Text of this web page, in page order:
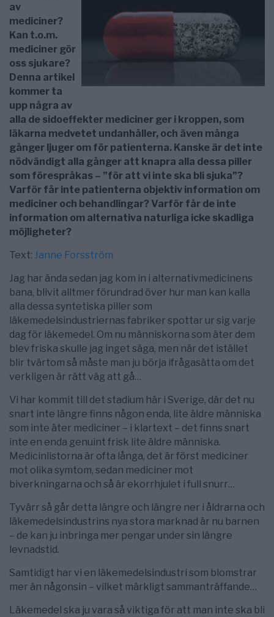
av
mediciner?
Kan t.o.m.
mediciner gör
oss sjukare?
Denna artikel
kommer ta
upp några av
alla de sidoeffekter mediciner ger i kroppen, som
läkarna medvetet undanhåller, och även många
gånger ljuger om för patienterna. Kanske är det inte
nödvändigt alla gånger att knapra alla dessa piller
som förespråkas – ”för att vi inte ska bli sjuka”?
Varför får inte patienterna objektiv information om
mediciner och behandlingar? Varför får de inte
information om alternativa naturliga icke skadliga
möjligheter?
Text: Janne Forsström
Jag har ända sedan jag kom in i alternativmedicinens
bana, blivit alltmer förundrad över hur man kan kalla
alla dessa syntetiska piller som
läkemedelsindustriernas fabriker spottar ur sig varje
dag för läkemedel. Om nu människorna som äter dem
blev friska skulle jag inget säga, men när det istället
blir tvärtom så måste man ju börja ifrågasätta om det
verkligen är rätt väg att gå…
Vi har kommit till det stadium här i Sverige, där det nu
snart inte längre finns någon enda, lite äldre människa
som inte äter mediciner – i klartext – det finns snart
inte en enda genuint frisk lite äldre människa.
Medicinlistorna är ofta långa, det är först mediciner
mot olika symtom, sedan mediciner mot
biverkningarna och så är ekorrhjulet i full snurr…
Tyvärr så går detta längre och längre ner i åldrarna och
läkemedelsindustrins nya stora marknad är nu barnen
– de kan ju inbringa mer pengar under sin längre
levnadstid.
Samtidigt har vi en läkemedelsindustri som blomstrar
mer än någonsin – vilket märkligt sammanträffande…
Läkemedel ska ju vara så viktiga för att man inte ska bli